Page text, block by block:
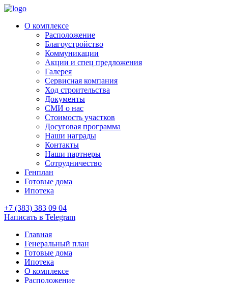
О комплексе
Расположение
Благоустройство
Коммуникации
Акции и спец предложения
Галерея
Сервисная компания
Ход строительства
Документы
СМИ о нас
Стоимость участков
Досуговая программа
Наши награды
Контакты
Наши партнеры
Сотрудничество
Генплан
Готовые дома
Ипотека
+7 (383) 383 09 04
Написать в Telegram
Главная
Генеральный план
Готовые дома
Ипотека
О комплексе
Расположение